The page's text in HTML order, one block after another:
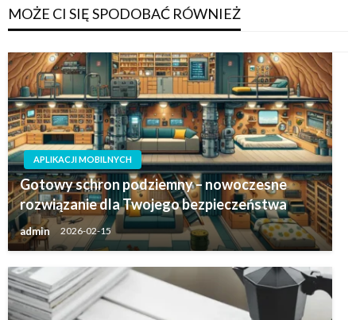
MOŻE CI SIĘ SPODOBAĆ RÓWNIEŻ
APLIKACJI MOBILNYCH
Gotowy schron podziemny – nowoczesne
rozwiązanie dla Twojego bezpieczeństwa
admin 2026-02-15